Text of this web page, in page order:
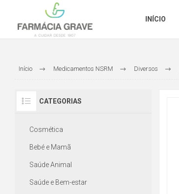
INÍCIO
Início Medicamentos NSRM Diversos
CATEGORIAS
Cosmética
Bebé e Mamã
Saúde Animal
Saúde e Bem-estar